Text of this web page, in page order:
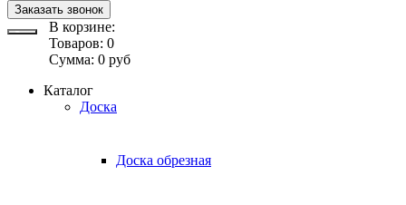
Заказать звонок
В корзине:
Товаров: 0
Сумма: 0 руб
Каталог
Доска
Доска обрезная